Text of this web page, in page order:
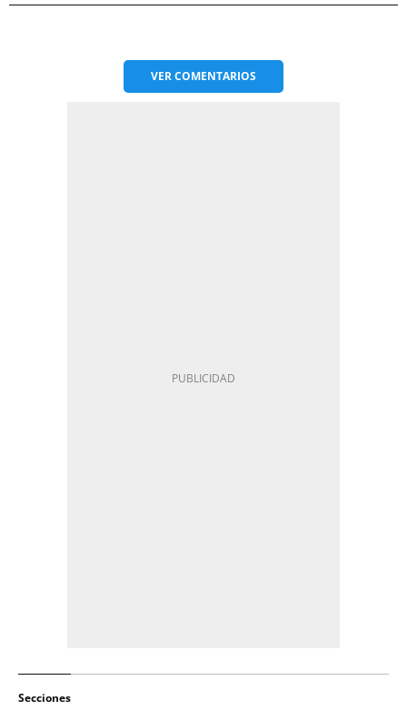
VERCOMENTARIOS
Secciones